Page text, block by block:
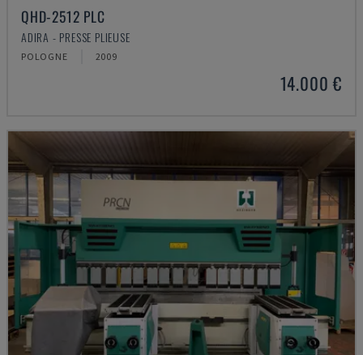
QHD-2512 PLC
ADIRA - PRESSE PLIEUSE
POLOGNE 2009
14.000 €